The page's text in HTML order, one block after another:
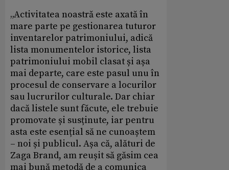
„Activitatea noastră este axată în
mare parte pe gestionarea tuturor
inventarelor patrimoniului, adică
lista monumentelor istorice, lista
patrimoniului mobil clasat și așa
mai departe, care este pasul unu în
procesul de conservare a locurilor
sau lucrurilor culturale. Dar chiar
dacă listele sunt făcute, ele trebuie
promovate și susținute, iar pentru
asta este esențial să ne cunoaștem
– noi și publicul. Așa că, alături de
Zaga Brand, am reușit să găsim cea
mai bună metodă de a comunica